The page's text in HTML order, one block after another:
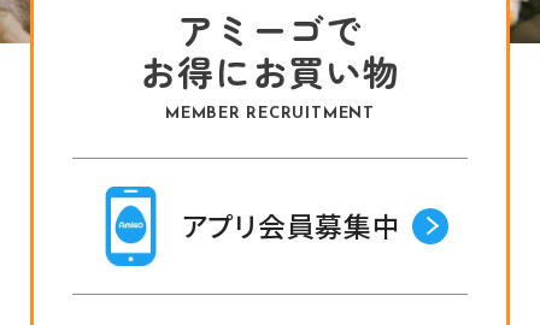
アミーゴで
お得にお買い物
MEMBER RECRUITMENT
アプリ会員募集中